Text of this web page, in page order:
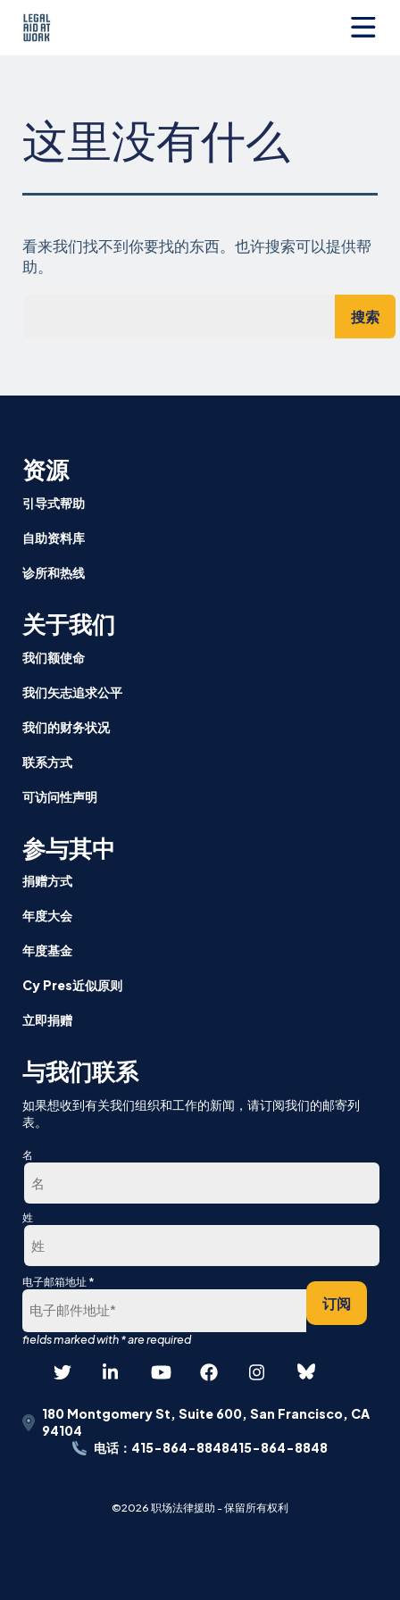
这里没有什么
看来我们找不到你要找的东西。也许搜索可以提供帮
助。
资源
引导式帮助
自助资料库
诊所和热线
关于我们
我们额使命
我们矢志追求公平
我们的财务状况
联系方式
可访问性声明
参与其中
捐赠方式
年度大会
年度基金
Cy Pres近似原则
立即捐赠
与我们联系
如果想收到有关我们组织和工作的新闻，请订阅我们的邮寄列
表。
名
第
姓
最
后
电子邮箱地址 *
订阅
180 Montgomery St, Suite 600, San Francisco, CA
94104
电话：415-864-8848415-864-8848
©2026 职场法律援助 - 保留所有权利